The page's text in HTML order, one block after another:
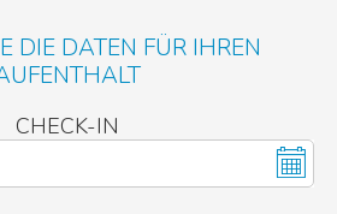
DIE DATEN FÜR IHREN
CHECK-IN